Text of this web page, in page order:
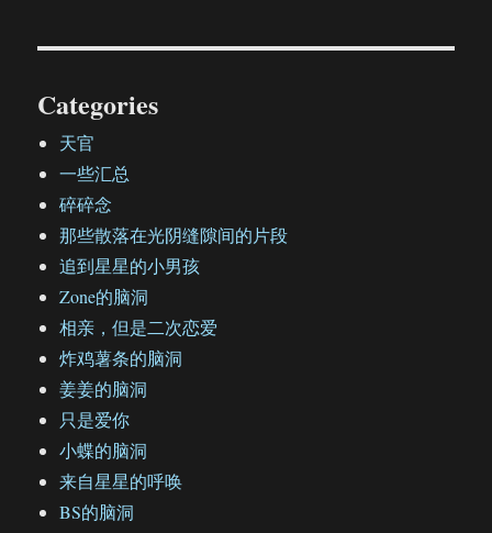
Categories
天官
一些汇总
碎碎念
那些散落在光阴缝隙间的片段
追到星星的小男孩
Zone的脑洞
相亲，但是二次恋爱
炸鸡薯条的脑洞
姜姜的脑洞
只是爱你
小蝶的脑洞
来自星星的呼唤
BS的脑洞